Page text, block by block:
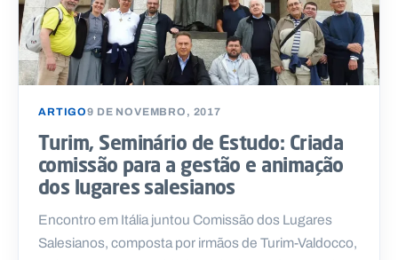
ARTIGO9 DE NOVEMBRO, 2017
Turim, Seminário de Estudo: Criada
comissão para a gestão e animação
dos lugares salesianos
Encontro em Itália juntou Comissão dos Lugares
Salesianos, composta por irmãos de Turim-Valdocco,